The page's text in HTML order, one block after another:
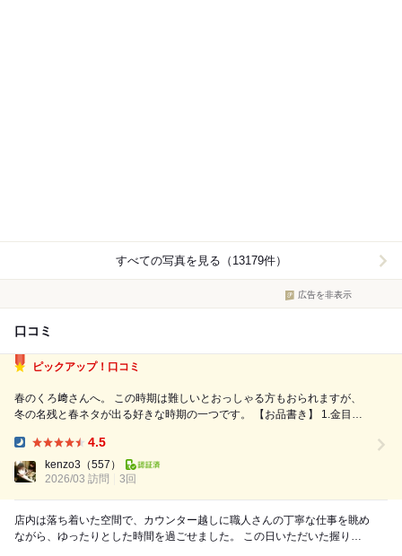
すべての写真を見る（13179件）
広告を非表示
口コミ
ピックアップ！口コミ
春のくろ﨑さんへ。 この時期は難しいとおっしゃる方もおられますが、
冬の名残と春ネタが出る好きな時期の一つです。 【お品書き】 1.金目鯛
4.5
kenzo3 （557）
2026/03 訪問
3回
店内は落ち着いた空間で、カウンター越しに職人さんの丁寧な仕事を眺め
ながら、ゆったりとした時間を過ごせました。 この日いただいた握りは